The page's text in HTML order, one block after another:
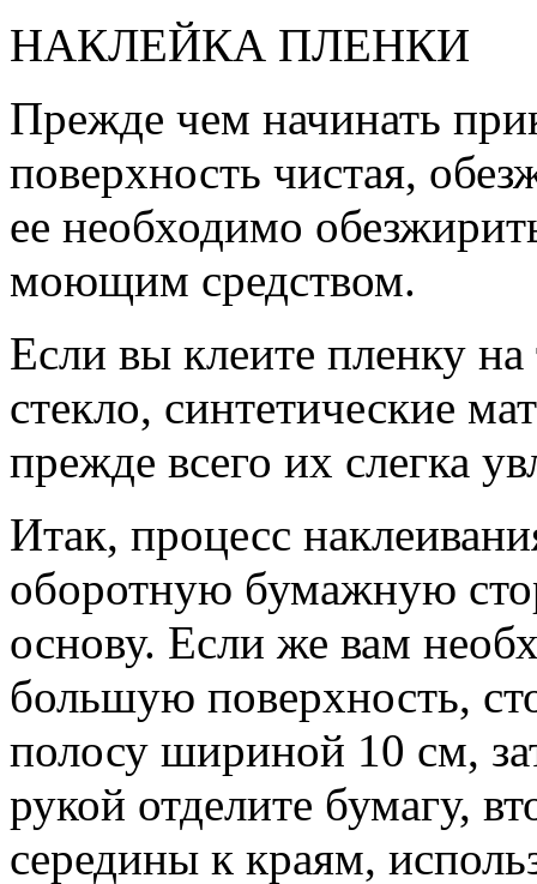
НАКЛЕЙКА ПЛЕНКИ
Прежде чем начинать
поверхность чистая,
ее необходимо
моющим средством.
Если вы клеите пленку
стекло, синтетические
прежде всего их слегка
Итак, процесс
оборотную бумажную
основу. Если же вам
большую поверхность,
полосу шириной 10 см,
рукой отделите бумагу,
середины к краям,